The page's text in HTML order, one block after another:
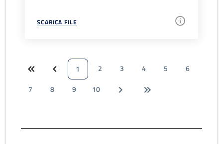
SCARICA FILE
1 2 3 4 5
6
7
8 9 10